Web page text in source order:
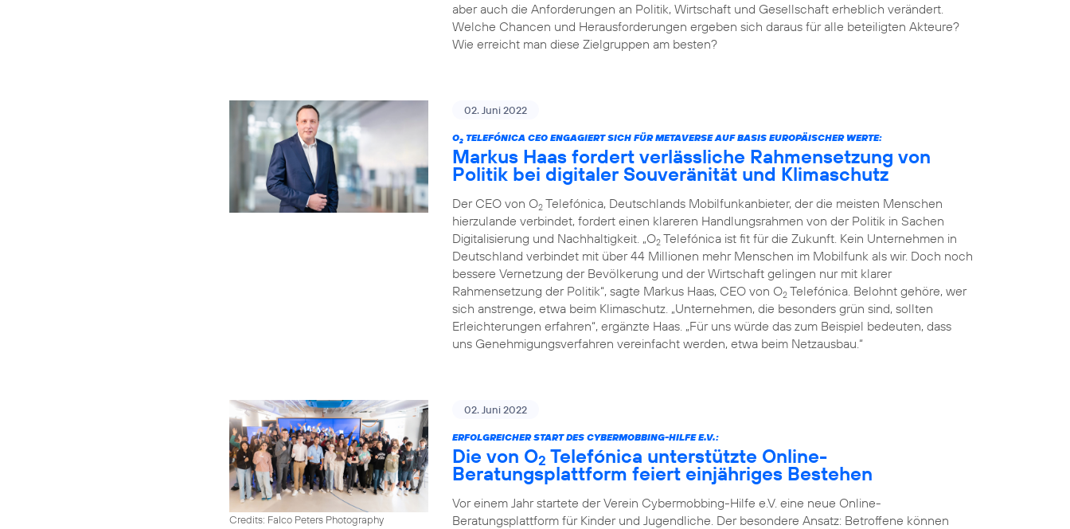
aber auch die Anforderungen an Politik, Wirtschaft und Gesellschaft erheblich verändert.
Welche Chancen und Herausforderungen ergeben sich daraus für alle beteiligten Akteure?
Wie erreicht man diese Zielgruppen am besten?
02. Juni 2022
O2 TELEFÓNICA CEO ENGAGIERT SICH FÜR METAVERSE AUF BASIS EUROPÄISCHER WERTE:
Markus Haas fordert verlässliche Rahmensetzung von
Politik bei digitaler Souveränität und Klimaschutz
Der CEO von O2 Telefónica, Deutschlands Mobilfunkanbieter, der die meisten Menschen
hierzulande verbindet, fordert einen klareren Handlungsrahmen von der Politik in Sachen
Digitalisierung und Nachhaltigkeit. „O2 Telefónica ist fit für die Zukunft. Kein Unternehmen in
Deutschland verbindet mit über 44 Millionen mehr Menschen im Mobilfunk als wir. Doch noch
bessere Vernetzung der Bevölkerung und der Wirtschaft gelingen nur mit klarer
Rahmensetzung der Politik“, sagte Markus Haas, CEO von O2 Telefónica. Belohnt gehöre, wer
sich anstrenge, etwa beim Klimaschutz. „Unternehmen, die besonders grün sind, sollten
Erleichterungen erfahren“, ergänzte Haas. „Für uns würde das zum Beispiel bedeuten, dass
uns Genehmigungsverfahren vereinfacht werden, etwa beim Netzausbau.“
Credits: Falco Peters Photography
02. Juni 2022
ERFOLGREICHER START DES CYBERMOBBING-HILFE E.V.:
Die von O2 Telefónica unterstützte Online-
Beratungsplattform feiert einjähriges Bestehen
Vor einem Jahr startete der Verein Cybermobbing-Hilfe e.V. eine neue Online-
Beratungsplattform für Kinder und Jugendliche. Der besondere Ansatz: Betroffene können